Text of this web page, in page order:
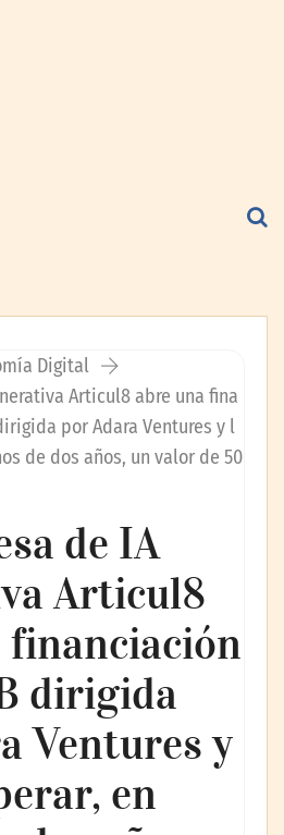
Digital
Articul8 abre una fina
por Adara Ventures y l
de dos años, un valor de 50
de IA
Articul8
financiación
dirigida
Ventures y
en